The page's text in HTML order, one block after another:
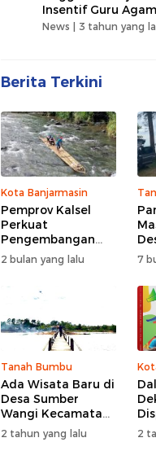
Insentif Guru
News | 3 tahun yang
Berita Terkini
Kota Banjarmasin
Pemprov Kalsel
Perkuat
Pengembangan
Wisata, Targetkan
Tingkat Kunjungan
2 bulan yang lalu 7
Tanah Bumbu
Ada Wisata Baru di
Desa Sumber
Wangi Kecamatan
Karang Bintang
2 tahun yang lalu 2